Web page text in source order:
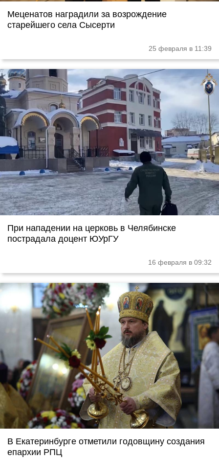
Меценатов наградили за возрождение
старейшего села Сысерти
25 февраля в 11:39
При нападении на церковь в Челябинске
пострадала доцент ЮУрГУ
16 февраля в 09:32
В Екатеринбурге отметили годовщину создания
епархии РПЦ